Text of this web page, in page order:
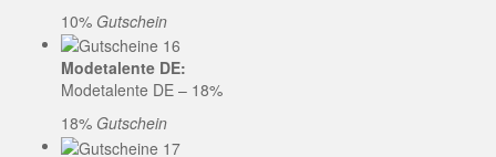
10% Gutschein
Modetalente DE:
Modetalente DE – 18%
18% Gutschein